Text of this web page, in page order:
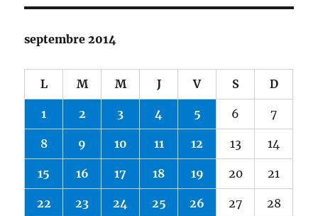
septembre 2014
L M M J V S D
1 2 3 4 5 6 7
8 9 10 11 12 13 14
15 16 17 18 19 20 21
22 23 24 25 26 27 28